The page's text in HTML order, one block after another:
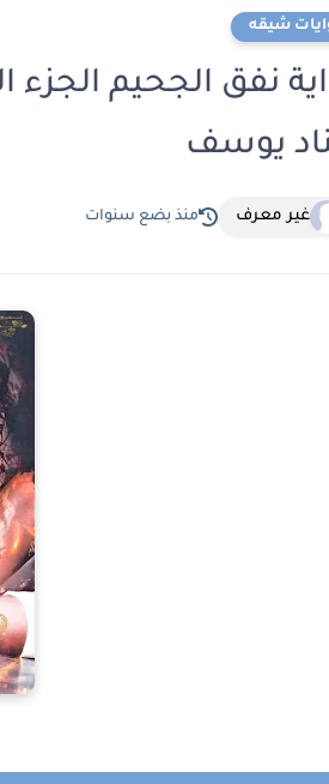
شيقه
يوسف
غير معرف منذ بضع سنوات